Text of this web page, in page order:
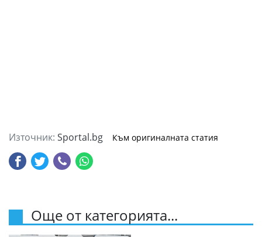
Източник: Sportal.bg Към оригиналната статия
Още от категорията...